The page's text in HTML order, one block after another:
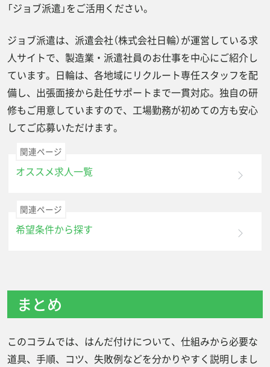
「ジョブ派遣」をご活用ください。
ジョブ派遣は、派遣会社（株式会社日輪）が運営している求
人サイトで、製造業・派遣社員のお仕事を中心にご紹介し
ています。日輪は、各地域にリクルート専任スタッフを配
備し、出張面接から赴任サポートまで一貫対応。独自の研
修もご用意していますので、工場勤務が初めての方も安心
してご応募いただけます。
関連ページ
オススメ求人一覧
関連ページ
希望条件から探す
まとめ
このコラムでは、はんだ付けについて、仕組みから必要な
道具、手順、コツ、失敗例などを分かりやすく説明しまし